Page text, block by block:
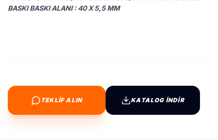
BASKI BASKI ALANI : 40 X 5,5 MM
TEKLİF ALIN KATALOG İNDİR